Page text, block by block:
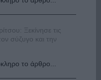
Ξεκίνησε τις
σύζυγο και την
το άρθρο...